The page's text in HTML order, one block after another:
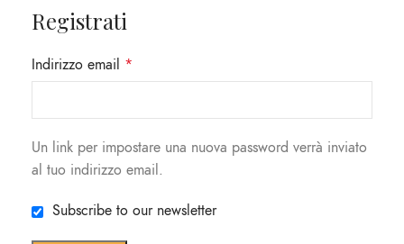
Registrati
Indirizzo email *
Un link per impostare una nuova password verrà inviato
al tuo indirizzo email.
Subscribe to our newsletter